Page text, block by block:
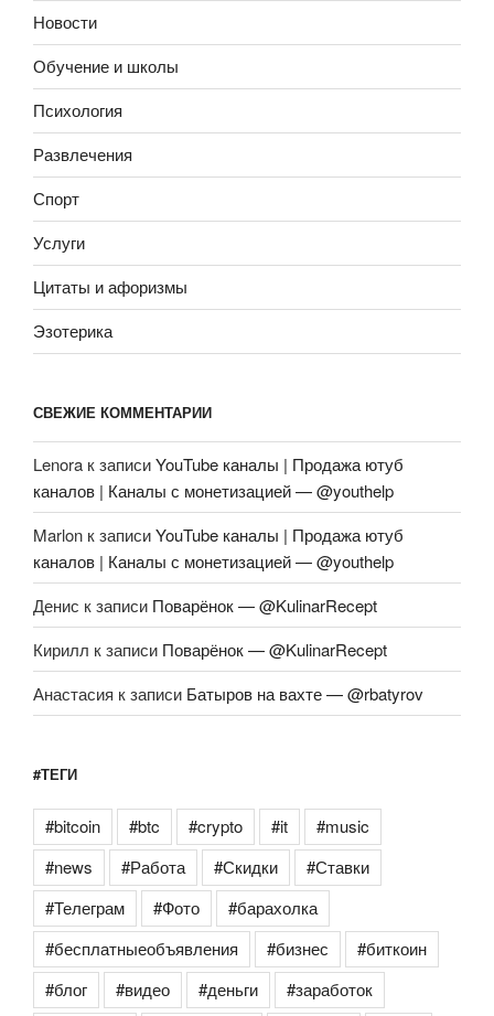
Новости
Обучение и школы
Психология
Развлечения
Спорт
Услуги
Цитаты и афоризмы
Эзотерика
СВЕЖИЕ КОММЕНТАРИИ
Lenora к записиYouTube каналы | Продажа ютуб
каналов | Каналы с монетизацией — @youthelp
Marlon к записиYouTube каналы | Продажа ютуб
каналов | Каналы с монетизацией — @youthelp
Денис к записи Поварёнок — @KulinarRecept
Кирилл к записи Поварёнок — @KulinarRecept
Анастасия к записи Батыров на вахте — @rbatyrov
#ТЕГИ
#bitcoin #btc #crypto #it
#music
#news
#Работа #Скидки
#Ставки
#Телеграм
#Фото
#барахолка
#бесплатныеобъявления
#бизнес
#биткоин
#блог
#видео #деньги
#заработок